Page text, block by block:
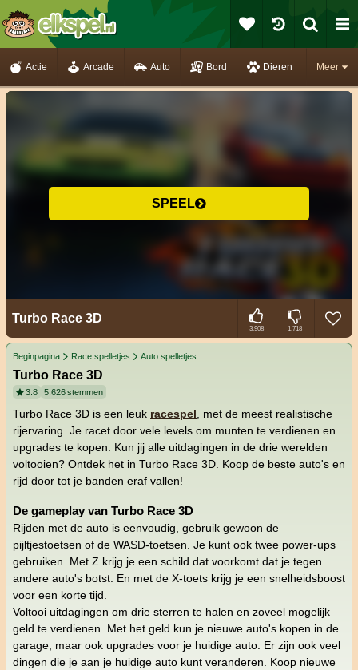
Meer
Actie Arcade Auto Bord Dieren
SPEEL
Turbo Race 3D
3.908 1.718
Beginpagina Race spelletjes Auto spelletjes
Turbo Race 3D
3.8 5.626stemmen
Turbo Race 3D is een leuk racespel, met de meest realistische
rijervaring. Je racet door vele levels om munten te verdienen en
upgrades te kopen. Kun jij alle uitdagingen in de drie werelden
voltooien? Ontdek het in Turbo Race 3D. Koop de beste auto's en
rijd door tot je banden eraf vallen!
De gameplay van Turbo Race 3D
Rijden met de auto is eenvoudig, gebruik gewoon de
pijltjestoetsen of de WASD-toetsen. Je kunt ook twee power-ups
gebruiken. Met Z krijg je een schild dat voorkomt dat je tegen
andere auto's botst. En met de X-toets krijg je een snelheidsboost
voor een korte tijd.
Voltooi uitdagingen om drie sterren te halen en zoveel mogelijk
geld te verdienen. Met het geld kun je nieuwe auto's kopen in de
garage, maar ook upgrades voor je huidige auto. Er zijn ook veel
dingen die je aan je huidige auto kunt veranderen. Koop nieuwe